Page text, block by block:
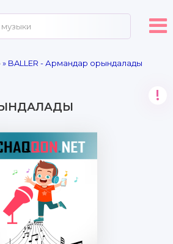
» BALLER - Армандар орындалады
!